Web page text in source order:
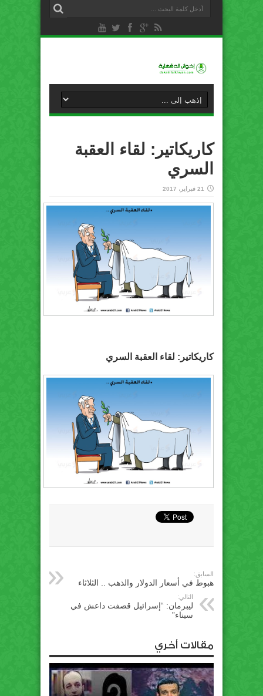
كاريكاتير: لقاء العقبة
السري
21 فبراير، 2017
كاريكاتير: لقاء العقبة السري
السابق:
هبوط في أسعار الدولار والذهب .. الثلاثاء
التالي:
ليبرمان: “إسرائيل قصفت داعش في
سيناء”
مقالات أخري